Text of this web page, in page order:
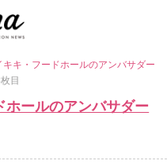
キ・フードホールのアンバサダー
目
ホールのアンバサダー